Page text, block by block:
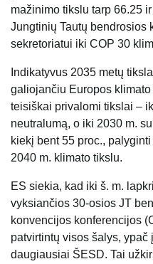
mažinimo tikslu tarp 66.25
Jungtinių Tautų bendrosios
sekretoriatui iki COP 30
Indikatyvus 2035 metų
galiojančiu Europos
teisiškai privalomi tikslai –
neutralumą, o iki 2030 m.
kiekį bent 55 proc.,
2040 m. klimato tikslu.
ES siekia, kad iki š. m.
vyksiančios 30-osios JT
konvencijos konferencijos
patvirtintų visos šalys, ypač
daugiausiai ŠESD. Tai